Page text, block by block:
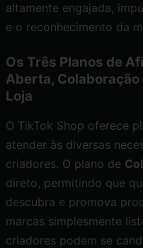
altamente engajada,
e o reconhecimento da
Os Três Planos de
Aberta, Colaboração
Loja
O TikTok Shop oferece
atender às diversas
criadores. O plano de
direto, permitindo que
descubra e promova
marcas simplesmente
criadores podem se